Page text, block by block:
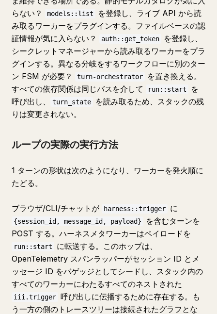
らない？
models::list
を登録し、ライブ API から読
み取るワーカーをプラグインする。ファイルベースの認
証情報が気に入らない？
auth::get_token
を登録し、
シークレットマネージャーから読み取るワーカーをプラ
グインする。異なる分岐をするワークフローに別のター
ン FSM が必要？
turn-orchestrator
を置き換える。
すべての依存関係は同じバスを介して
run::start
を
呼び出し、
turn_state
を読み取るため、スタックの残
りは変更されない。
ループの実際の実行方法
1 ターンの形状は次のようになり、ワーカーを発火順に
たどる。
ブラウザ/CLI/チャットが harness::trigger に
{session_id, message_id, payload}
を含むターンを
POST する。ハーネスメタワーカーはペイロードを
run::start
に転送する。このホップは、
OpenTelemetry スパンラッパーがセッション ID とメ
ッセージ ID をバゲッジとしてシードし、スタック内の
すべてのワーカーにわたるすべてのネストされた
iii.trigger 呼び出しに伝播するために存在する。も
う一方の側のトレースツリーは接続されたグラフとな